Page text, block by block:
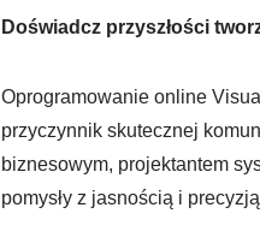
Doświadcz przyszłości
Oprogramowanie online
przyczynnik skutecznej
biznesowym, projektantem
pomysły z jasnością i